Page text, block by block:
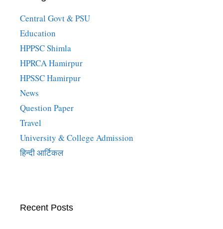
Central Govt & PSU
Education
HPPSC Shimla
HPRCA Hamirpur
HPSSC Hamirpur
News
Question Paper
Travel
University & College Admission
हिन्दी आर्टिकल
Recent Posts